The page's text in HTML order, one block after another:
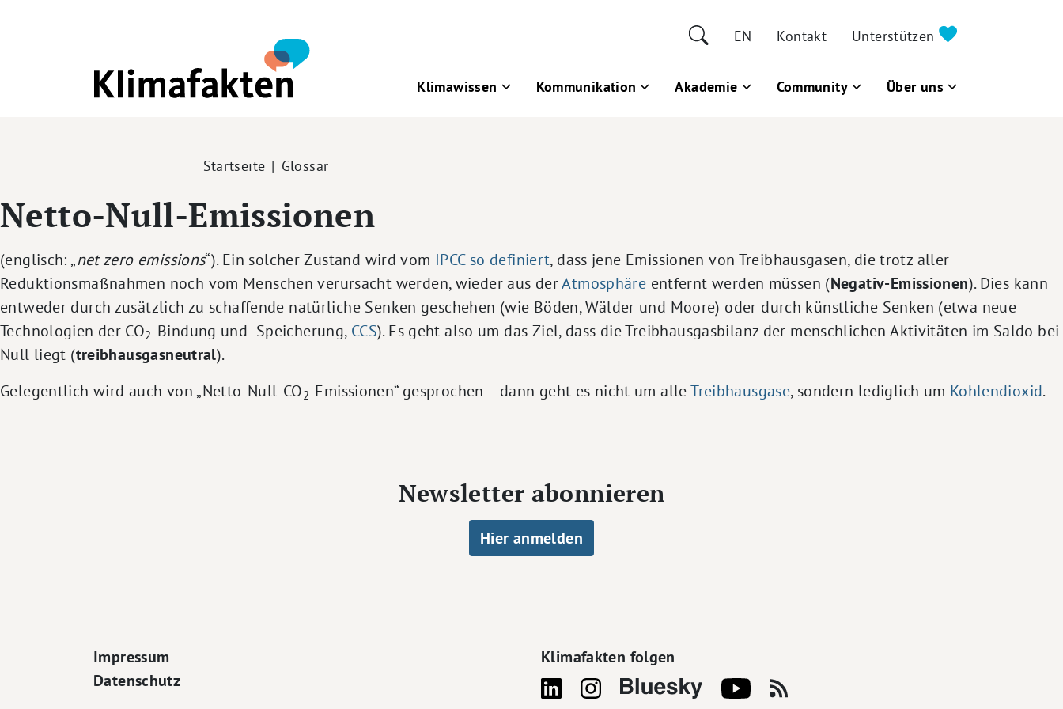
EN Kontakt Unterstützen
Klimawissen Kommunikation Akademie Community Über uns
Pfadnavigation
Startseite Glossar
Netto-Null-Emissionen
(englisch: „net zero emissions“). Ein solcher Zustand wird vom IPCC so definiert, dass jene Emissionen von Treibhausgasen, die trotz aller
Reduktionsmaßnahmen noch vom Menschen verursacht werden, wieder aus derAtmosphäre entfernt werden müssen (Negativ-Emissionen). Dies kann
entweder durch zusätzlich zu schaffende natürliche Senken geschehen (wie Böden, Wälder und Moore) oder durch künstliche Senken (etwa neue
Technologien der CO2-Bindung und -Speicherung, CCS). Es geht also um das Ziel, dass die Treibhausgasbilanz der menschlichen Aktivitäten im Saldo bei
Null liegt (treibhausgasneutral).
Gelegentlich wird auch von „Netto-Null-CO2-Emissionen“ gesprochen – dann geht es nicht um alleTreibhausgase, sondern lediglich um Kohlendioxid.
Newsletter abonnieren
Hier anmelden
Footer Navigation
Impressum
Datenschutz
Klimafakten folgen